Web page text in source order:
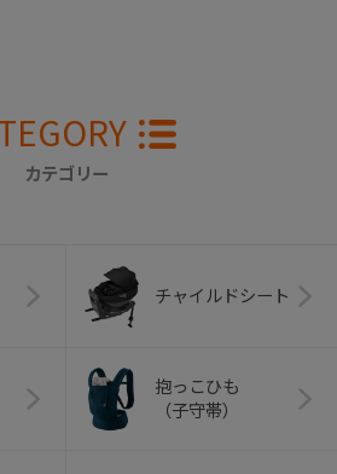
カテゴリー
チャイルドシート
抱っこひも
（子守帯）